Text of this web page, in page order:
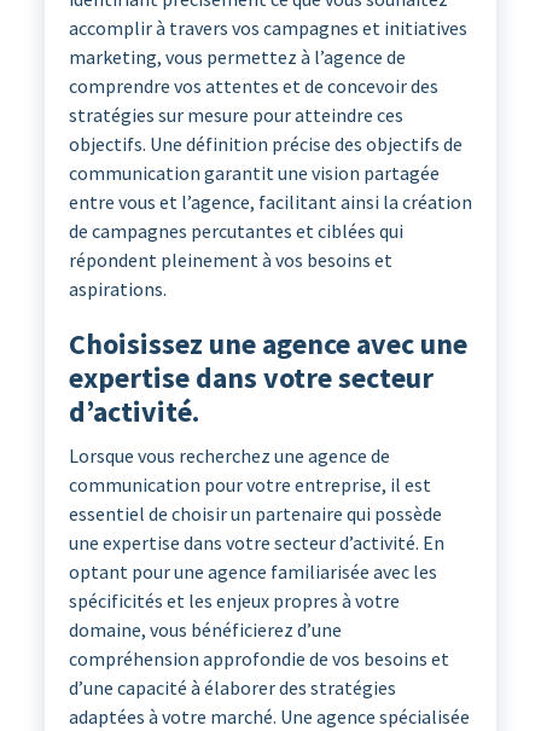
accomplir à travers vos campagnes et initiatives
marketing, vous permettez à l’agence de
comprendre vos attentes et de concevoir des
stratégies sur mesure pour atteindre ces
objectifs. Une définition précise des objectifs de
communication garantit une vision partagée
entre vous et l’agence, facilitant ainsi la création
de campagnes percutantes et ciblées qui
répondent pleinement à vos besoins et
aspirations.
Choisissez une agence avec une
expertise dans votre secteur
d’activité.
Lorsque vous recherchez une agence de
communication pour votre entreprise, il est
essentiel de choisir un partenaire qui possède
une expertise dans votre secteur d’activité. En
optant pour une agence familiarisée avec les
spécificités et les enjeux propres à votre
domaine, vous bénéficierez d’une
compréhension approfondie de vos besoins et
d’une capacité à élaborer des stratégies
adaptées à votre marché. Une agence spécialisée